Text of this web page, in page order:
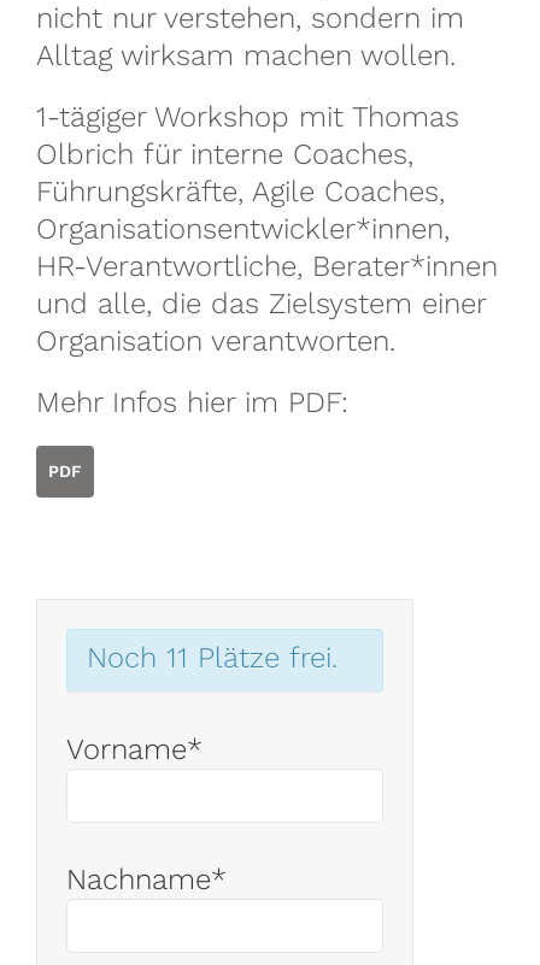
nicht nur verstehen, sondern im
Alltag wirksam machen wollen.
1-tägiger Workshop mit Thomas
Olbrich für interne Coaches,
Führungskräfte, Agile Coaches,
Organisationsentwickler*innen,
HR-Verantwortliche, Berater*innen
und alle, die das Zielsystem einer
Organisation verantworten.
Mehr Infos hier im PDF:
PDF
Noch 11 Plätze frei.
Vorname*
Nachname*